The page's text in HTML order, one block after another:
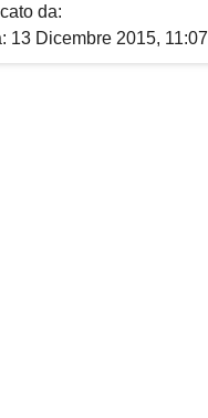
da:
13 Dicembre 2015, 11:07